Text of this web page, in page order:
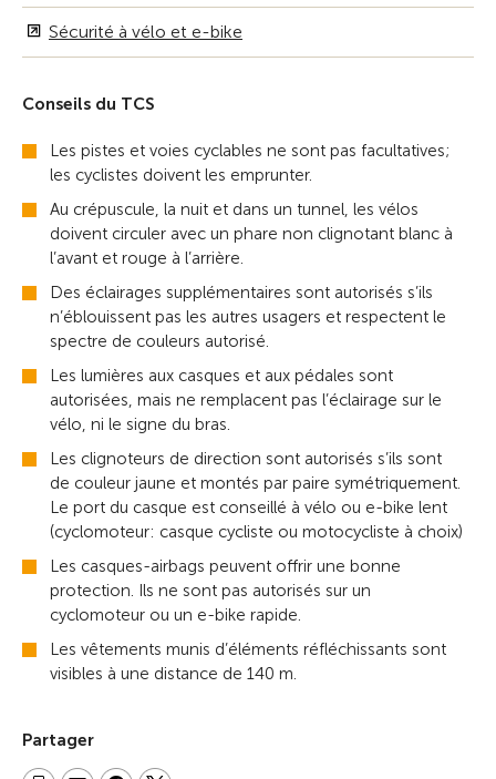
Sécurité à vélo et e-bike
Conseils du TCS
Les pistes et voies cyclables ne sont pas facultatives;
les cyclistes doivent les emprunter.
Au crépuscule, la nuit et dans un tunnel, les vélos
doivent circuler avec un phare non clignotant blanc à
l’avant et rouge à l’arrière.
Des éclairages supplémentaires sont autorisés s’ils
n’éblouissent pas les autres usagers et respectent le
spectre de couleurs autorisé.
Les lumières aux casques et aux pédales sont
autorisées, mais ne remplacent pas l’éclairage sur le
vélo, ni le signe du bras.
Les clignoteurs de direction sont autorisés s’ils sont
de couleur jaune et montés par paire symétriquement.
Le port du casque est conseillé à vélo ou e-bike lent
(cyclomoteur: casque cycliste ou motocycliste à choix)
Les casques-airbags peuvent offrir une bonne
protection. Ils ne sont pas autorisés sur un
cyclomoteur ou un e-bike rapide.
Les vêtements munis d’éléments réfléchissants sont
visibles à une distance de 140 m.
Partager